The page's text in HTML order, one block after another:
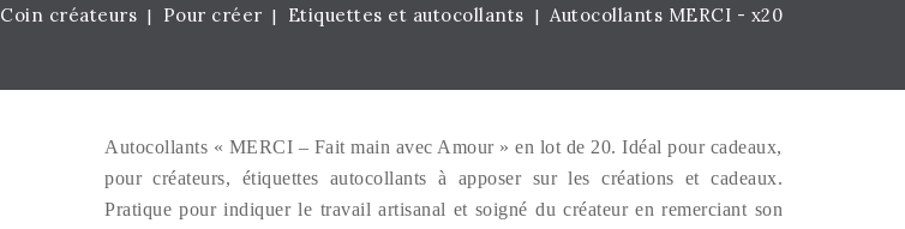
Coin créateurs Pour créer Etiquettes et autocollants Autocollants MERCI - x20
Autocollants « MERCI – Fait main avec Amour » en lot de 20. Idéal pour cadeaux,
pour créateurs, étiquettes autocollants à apposer sur les créations et cadeaux.
Pratique pour indiquer le travail artisanal et soigné du créateur en remerciant son